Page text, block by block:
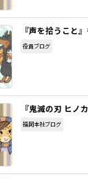
『声を拾うこと
役員ブログ
『鬼滅の刃 ヒノ
福岡本社ブログ